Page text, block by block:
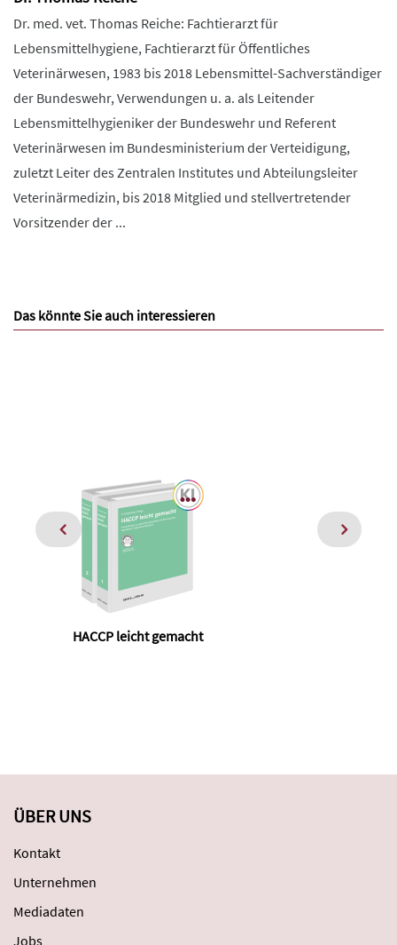
Dr. med. vet. Thomas Reiche: Fachtierarzt für
Lebensmittelhygiene, Fachtierarzt für Öffentliches
Veterinärwesen, 1983 bis 2018 Lebensmittel-Sachverständiger
der Bundeswehr, Verwendungen u. a. als Leitender
Lebensmittelhygieniker der Bundeswehr und Referent
Veterinärwesen im Bundesministerium der Verteidigung,
zuletzt Leiter des Zentralen Institutes und Abteilungsleiter
Veterinärmedizin, bis 2018 Mitglied und stellvertretender
Vorsitzender der ...
Das könnte Sie auch interessieren
HACCP leicht gemacht
ÜBER UNS
Kontakt
Unternehmen
Mediadaten
Jobs